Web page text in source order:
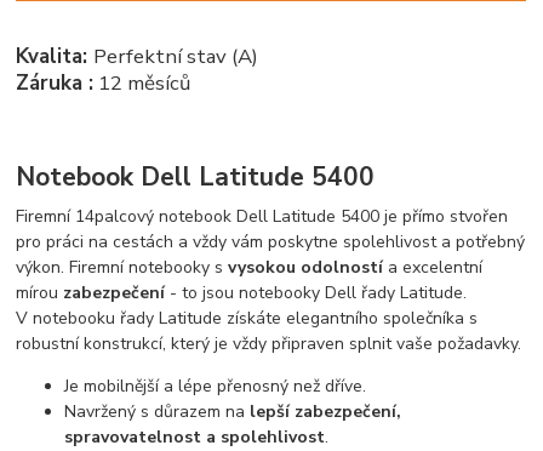
Kvalita: Perfektní stav (A)
Záruka : 12 měsíců
Notebook Dell Latitude 5400
Firemní 14palcový notebook Dell Latitude 5400 je přímo stvořen
pro práci na cestách a vždy vám poskytne spolehlivost a potřebný
výkon. Firemní notebooky svysokou odolnostía excelentní
mírou zabezpečení- to jsou notebooky Dell řady Latitude.
V notebooku řady Latitude získáte elegantního společníka s
robustní konstrukcí, který je vždy připraven splnit vaše požadavky.
Je mobilnější a lépe přenosný než dříve.
Navržený s důrazem na lepší zabezpečení,
spravovatelnost a spolehlivost.